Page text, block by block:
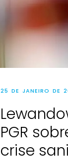
25 DE JANEIRO DE
PGR
crise